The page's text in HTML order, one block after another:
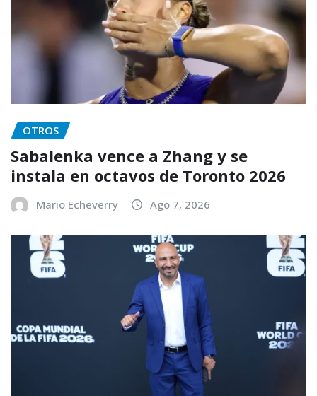
OTROS
Sabalenka vence a Zhang y se
instala en octavos de Toronto 2026
Mario Echeverry Ago 7, 2026